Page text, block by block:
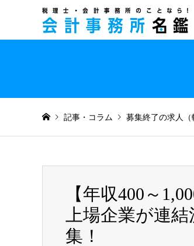
記事・コラム 募集終了の求人（
【年収400～
上場企業が連
集！